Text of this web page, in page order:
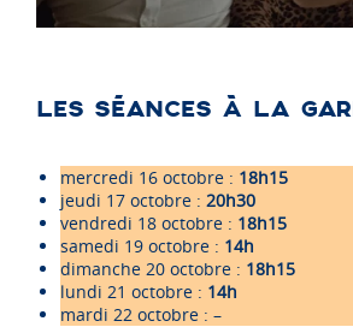
LES SÉANCES À LA
mercredi 16 octobre : 18h15
jeudi 17 octobre : 20h30
vendredi 18 octobre : 18h15
samedi 19 octobre : 14h
dimanche 20 octobre : 18h15
lundi 21 octobre : 14h
mardi 22 octobre : –